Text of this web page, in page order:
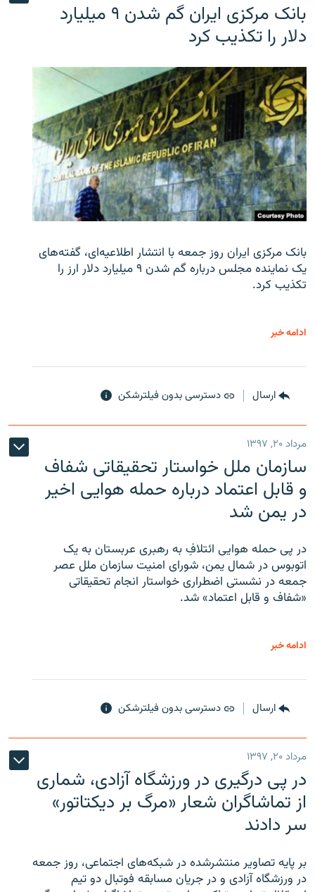
بانک مرکزی ایران گم شدن ۹ میلیارد
دلار را تکذیب کرد
بانک مرکزی ایران روز جمعه با انتشار اطلاعیه‌ای، گفته‌های
یک نماینده مجلس درباره گم شدن ۹ میلیارد دلار ارز را
تکذیب کرد.
ادامه خبر
ارسال دسترسی بدون فیلترشکن
مرداد ۲۰, ۱۳۹۷
سازمان ملل خواستار تحقیقاتی شفاف
و قابل اعتماد درباره حمله هوایی اخیر
در یمن شد
در پی حمله هوایی ائتلافِ به رهبری عربستان به یک
اتوبوس در شمال یمن، شورای امنیت سازمان ملل عصر
جمعه در نشستی اضطراری خواستار انجام تحقیقاتی
«شفاف و قابل اعتماد» شد.
ادامه خبر
ارسال دسترسی بدون فیلترشکن
مرداد ۲۰, ۱۳۹۷
در پی درگیری در ورزشگاه آزادی، شماری
از تماشاگران شعار «مرگ بر دیکتاتور»
سر دادند
بر پایه تصاویر منتشرشده در شبکه‌های اجتماعی، روز جمعه
در ورزشگاه آزادی و در جریان مسابقه فوتبال دو تیم